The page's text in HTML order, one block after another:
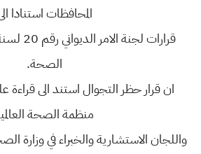
المحافظات استنادا
الصحة.
ان قرار حظر التجوال استند الى
منظمة الصحة
واللجان الاستشارية والخبراء في وزارة